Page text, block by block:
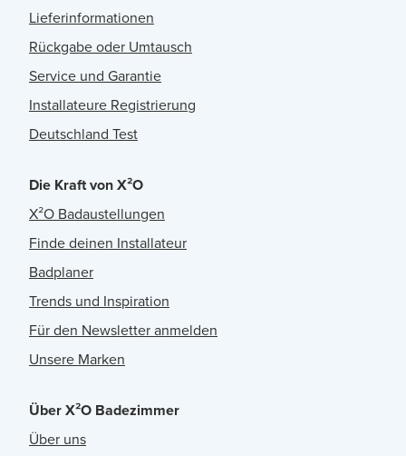
Lieferinformationen
Rückgabe oder Umtausch
Service und Garantie
Installateure Registrierung
Deutschland Test
Die Kraft von X²O
X²O Badaustellungen
Finde deinen Installateur
Badplaner
Trends und Inspiration
Für den Newsletter anmelden
Unsere Marken
Über X²O Badezimmer
Über uns